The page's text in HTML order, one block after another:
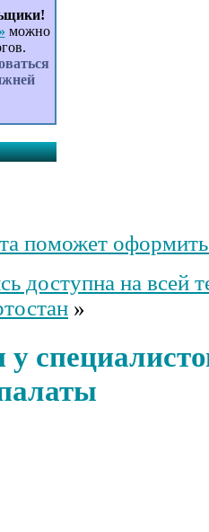
можно
поможет
доступна на всей
»